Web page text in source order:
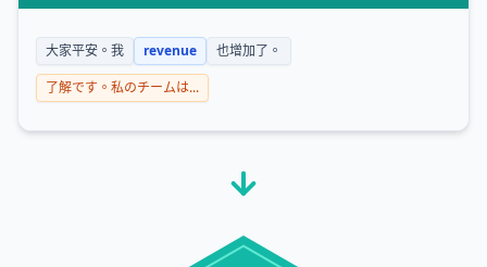
大家平安。我 revenue
也增加了。
了解です。私のチームは...